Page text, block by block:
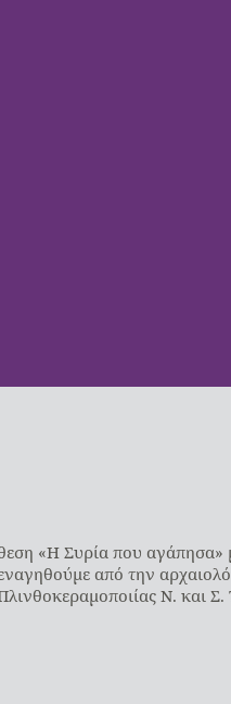
«Η Συρία που
από την
Ν. και